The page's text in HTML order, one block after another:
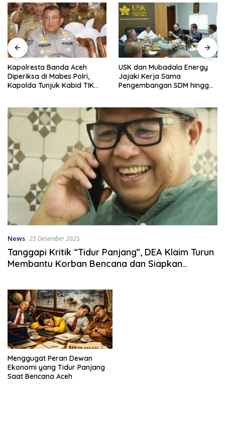
Kapolresta Banda Aceh
Diperiksa di Mabes Polri,
Kapolda Tunjuk Kabid TIK
USK dan Mubadala Energy
Jajaki Kerja Sama
Pengembangan SDM hingga
News 25 Desember 2025
Tanggapi Kritik “Tidur Panjang”, DEA Klaim Turun
Membantu Korban Bencana dan Siapkan
Menggugat Peran Dewan
Ekonomi yang Tidur Panjang
Saat Bencana Aceh